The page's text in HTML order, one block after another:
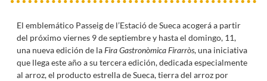
El emblemático Passeig de l’Estació de Sueca acogerá a partir
del próximo viernes 9 de septiembre y hasta el domingo, 11,
una nueva edición de laFira Gastronòmica Firarròs, una iniciativa
que llega este año a su tercera edición, dedicada especialmente
al arroz, el producto estrella de Sueca, tierra del arroz por